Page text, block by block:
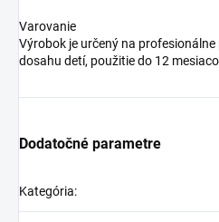
Varovanie
Výrobok je určený na
dosahu detí, použitie do 12
Dodatočné parametre
Kategória: